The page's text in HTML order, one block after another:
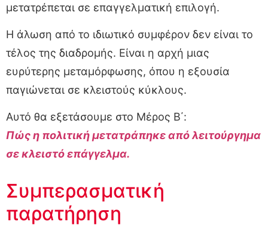
μετατρέπεται σε επαγγελματική επιλογή.
Η άλωση από το ιδιωτικό συμφέρον δεν είναι το
τέλος της διαδρομής. Είναι η αρχή μιας
ευρύτερης μεταμόρφωσης, όπου η εξουσία
παγιώνεται σε κλειστούς κύκλους.
Αυτό θα εξετάσουμε στο Μέρος Β΄:
Πώς η πολιτική μετατράπηκε από λειτούργημα
σε κλειστό επάγγελμα.
Συμπερασματική
παρατήρηση